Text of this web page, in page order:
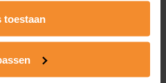
toestaan
het perceel en